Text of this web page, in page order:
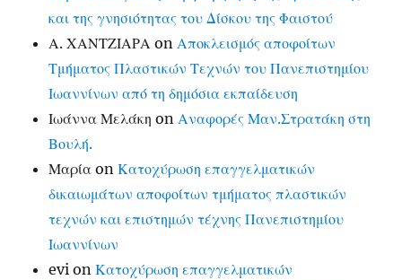
και της γνησιότητας του Δίσκου της Φαιστού
Α. ΧΑΝΤΖΙΑΡΑ onΑποκλεισμός αποφοίτων
Τμήματος Πλαστικών Τεχνών του Πανεπιστημίου
Ιωαννίνων από τη δημόσια εκπαίδευση
Ιωάννα Μελάκη onΑναφορές Μαν.Στρατάκη στη
Βουλή.
Μαρία onΚατοχύρωση επαγγελματικών
δικαιωμάτων αποφοίτων τμήματος πλαστικών
τεχνών και επιστημών τέχνης Πανεπιστημίου
Ιωαννίνων
evi onΚατοχύρωση επαγγελματικών